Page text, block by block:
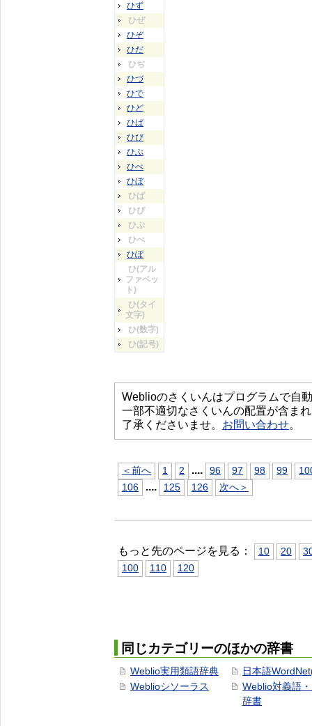
ひず
ひぜ
ひぞ
ひだ
ひぢ
ひづ
ひで
ひど
ひば
ひび
ひぶ
ひべ
ひぼ
ひぱ
ひぴ
ひぷ
ひぺ
ひぽ
ひ(アル
ファベッ
ト)
ひ(タイ
文字)
ひ(数字)
ひ(記号)
Weblioのさくいんはプログラムで自
一部不適切なさくいんの配置が含ま
了承くださいませ。 お問い合わせ。
＜前へ 1 2 .... 96 97 98 99
106
.... 125 126 次へ＞
もっと先のページを見る： 10 20
100
110 120
同じカテゴリーのほかの辞書
Weblio実用類語辞典
Weblioシソーラス
日本語
Weblio対義語
辞書